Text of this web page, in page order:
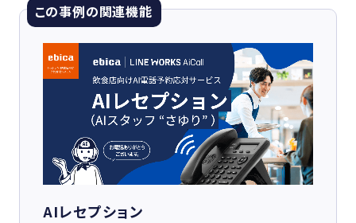
この事例の関連機能
AIレセプション